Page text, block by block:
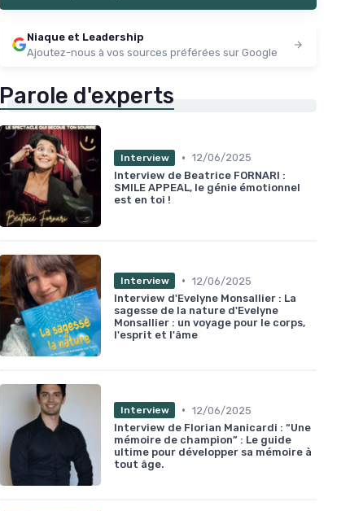
Niaque et Leadership
Ajoutez-nous à vos sources préférées sur Google
Parole d'experts
Interview • 12/06/2025
Interview de Beatrice FORNARI :
SMILE APPEAL, le génie émotionnel
est en toi !
Interview • 12/06/2025
Interview d'Evelyne Monsallier : La
sagesse de la nature d'Evelyne
Monsallier : un voyage pour le corps,
l'esprit et l'âme
Interview • 12/06/2025
Interview de Florian Manicardi : “Une
mémoire de champion” : Le guide
ultime pour développer sa mémoire à
tout âge.